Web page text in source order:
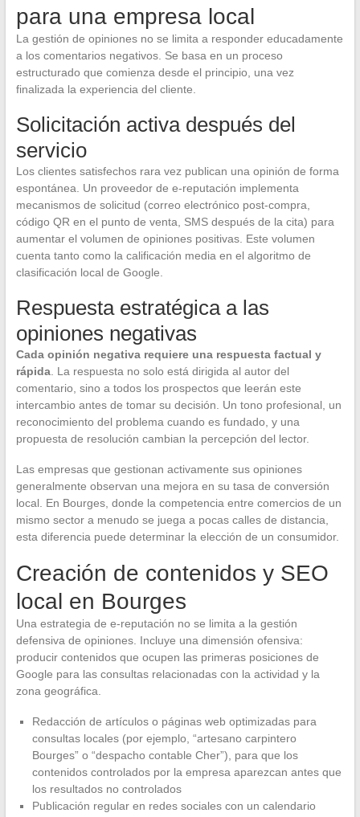
para una empresa local
La gestión de opiniones no se limita a responder educadamente
a los comentarios negativos. Se basa en un proceso
estructurado que comienza desde el principio, una vez
finalizada la experiencia del cliente.
Solicitación activa después del
servicio
Los clientes satisfechos rara vez publican una opinión de forma
espontánea. Un proveedor de e-reputación implementa
mecanismos de solicitud (correo electrónico post-compra,
código QR en el punto de venta, SMS después de la cita) para
aumentar el volumen de opiniones positivas. Este volumen
cuenta tanto como la calificación media en el algoritmo de
clasificación local de Google.
Respuesta estratégica a las
opiniones negativas
Cada opinión negativa requiere una respuesta factual y
rápida. La respuesta no solo está dirigida al autor del
comentario, sino a todos los prospectos que leerán este
intercambio antes de tomar su decisión. Un tono profesional, un
reconocimiento del problema cuando es fundado, y una
propuesta de resolución cambian la percepción del lector.
Las empresas que gestionan activamente sus opiniones
generalmente observan una mejora en su tasa de conversión
local. En Bourges, donde la competencia entre comercios de un
mismo sector a menudo se juega a pocas calles de distancia,
esta diferencia puede determinar la elección de un consumidor.
Creación de contenidos y SEO
local en Bourges
Una estrategia de e-reputación no se limita a la gestión
defensiva de opiniones. Incluye una dimensión ofensiva:
producir contenidos que ocupen las primeras posiciones de
Google para las consultas relacionadas con la actividad y la
zona geográfica.
Redacción de artículos o páginas web optimizadas para
consultas locales (por ejemplo, “artesano carpintero
Bourges” o “despacho contable Cher”), para que los
contenidos controlados por la empresa aparezcan antes que
los resultados no controlados
Publicación regular en redes sociales con un calendario